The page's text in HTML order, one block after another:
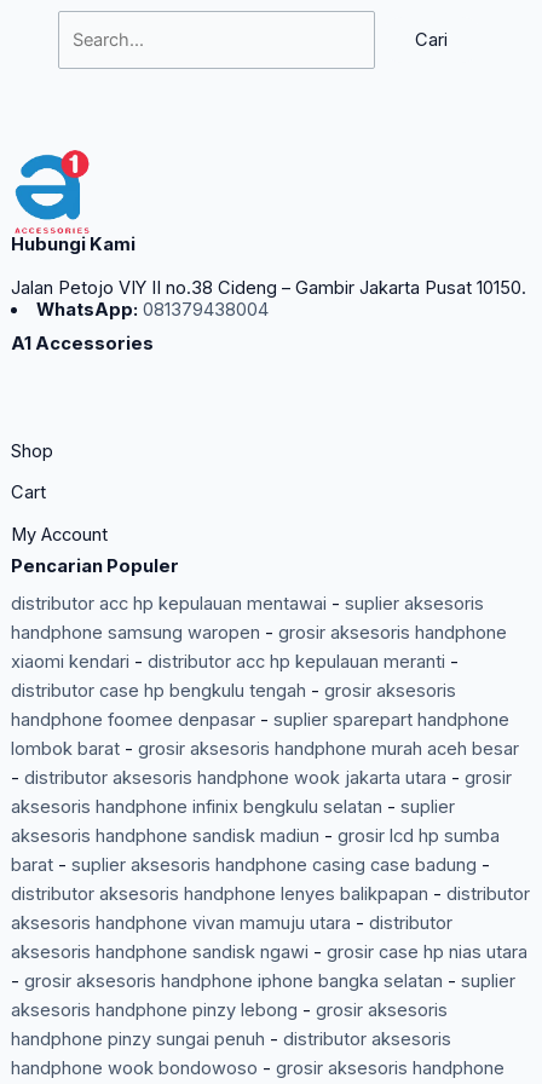
Hubungi Kami
Jalan Petojo VIY II no.38 Cideng – Gambir Jakarta Pusat 10150.
WhatsApp: 081379438004
A1 Accessories
Shop
Cart
My Account
Pencarian Populer
distributor acc hp kepulauan mentawai - suplier aksesoris
handphone samsung waropen - grosir aksesoris handphone
xiaomi kendari - distributor acc hp kepulauan meranti -
distributor case hp bengkulu tengah - grosir aksesoris
handphone foomee denpasar- suplier sparepart handphone
lombok barat- grosir aksesoris handphone murah aceh besar
- distributor aksesoris handphone wook jakarta utara - grosir
aksesoris handphone infinix bengkulu selatan - suplier
aksesoris handphone sandisk madiun - grosir lcd hp sumba
barat- suplier aksesoris handphone casing case badung -
distributor aksesoris handphone lenyes balikpapan - distributor
aksesoris handphone vivan mamuju utara - distributor
aksesoris handphone sandisk ngawi - grosir case hp nias utara
- grosir aksesoris handphone iphone bangka selatan - suplier
aksesoris handphone pinzy lebong - grosir aksesoris
handphone pinzy sungai penuh - distributor aksesoris
handphone wook bondowoso - grosir aksesoris handphone